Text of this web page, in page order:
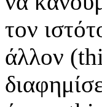
τον
άλλον